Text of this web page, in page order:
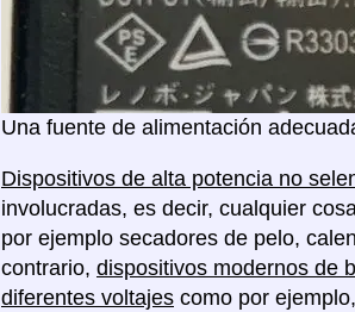
Una fuente de alimentación
Dispositivos de alta potencia no
involucradas, es decir, cualquier
por ejemplo secadores de pelo,
contrario, dispositivos modernos de
diferentes voltajes como por